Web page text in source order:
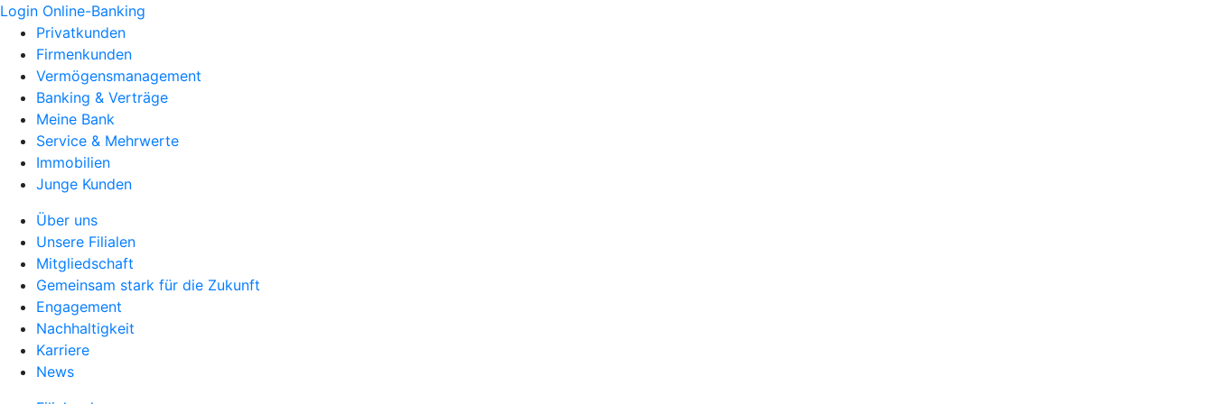
Login Online-Banking
Privatkunden
Firmenkunden
Vermögensmanagement
Banking & Verträge
Meine Bank
Service & Mehrwerte
Immobilien
Junge Kunden
Über uns
Unsere Filialen
Mitgliedschaft
Gemeinsam stark für die Zukunft
Engagement
Nachhaltigkeit
Karriere
News